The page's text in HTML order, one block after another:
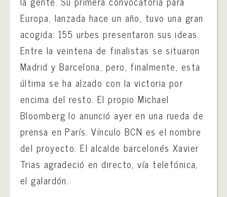
Europa, lanzada hace un año, tuvo una gran
acogida: 155 urbes presentaron sus ideas.
Entre la veintena de finalistas se situaron
Madrid y Barcelona, pero, finalmente, esta
última se ha alzado con la victoria por
encima del resto. El propio Michael
Bloomberg lo anunció ayer en una rueda de
prensa en París. Vínculo BCN es el nombre
del proyecto. El alcalde barcelonés Xavier
Trias agradeció en directo, vía telefónica,
el galardón.